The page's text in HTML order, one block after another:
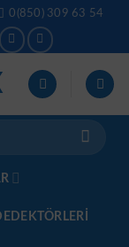
0(850) 309 63 54